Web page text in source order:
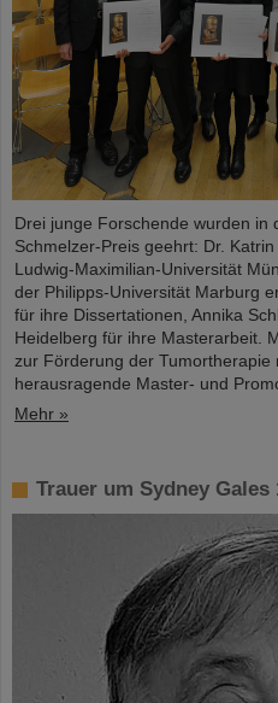
Drei junge Forschende wurden in
Schmelzer-Preis geehrt: Dr.
Ludwig-Maximilian-Universität
der Philipps-Universität Marburg
für ihre Dissertationen, Annika
Heidelberg für ihre Masterarbeit.
zur Förderung der Tumortherapie
herausragende Master- und
Mehr »
Trauer um Sydney Gales